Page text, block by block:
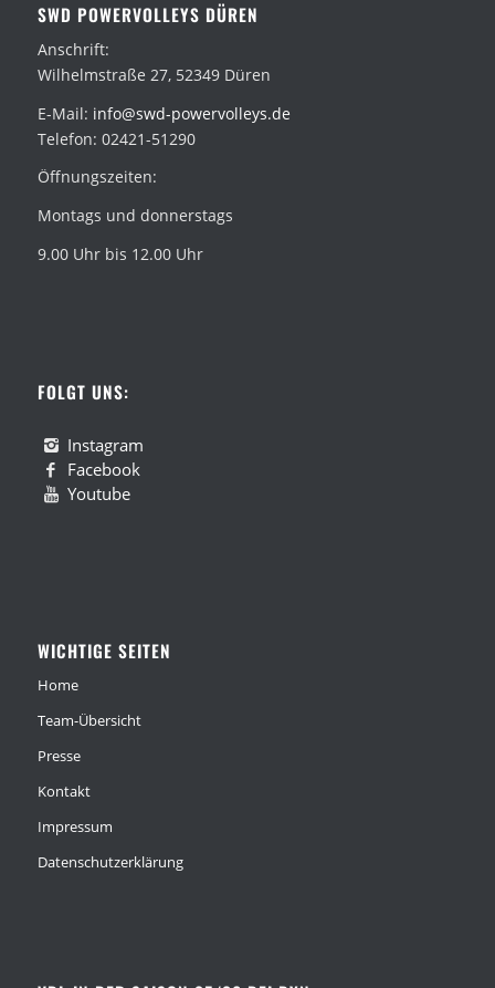
SWD POWERVOLLEYS DÜREN
Anschrift:
Wilhelmstraße 27, 52349 Düren
E-Mail: info@swd-powervolleys.de
Telefon: 02421-51290
Öffnungszeiten:
Montags und donnerstags
9.00 Uhr bis 12.00 Uhr
FOLGT UNS:
Instagram
Facebook
Youtube
WICHTIGE SEITEN
Home
Team-Übersicht
Presse
Kontakt
Impressum
Datenschutzerklärung